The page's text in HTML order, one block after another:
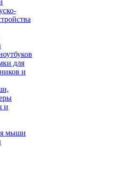
для
и
и
мыши